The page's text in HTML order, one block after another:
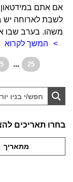
אם אתם
לשבת לארוחה יש
משהו. בערב שבו
המשך לקרוא
5 ... 25
בחרו תאריכים